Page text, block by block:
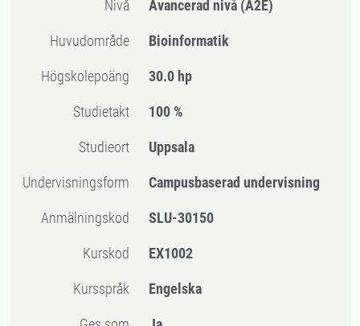
Nivå Avancerad nivå (A2E)
Huvudområde Bioinformatik
högskolepoäng 30.0 hp
Studietakt 100 %
Studieort Uppsala
Undervisningsform Campusbaserad undervisning
Anmälningskod SLU-30150
Kurskod EX1002
Kursspråk Engelska